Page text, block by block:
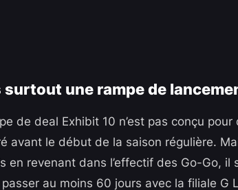
surtout une rampe de
de deal Exhibit 10 n’est pas conçu
avant le début de la saison régulière.
en revenant dans l’effectif des Go-Go, il
au moins 60 jours avec la filiale G